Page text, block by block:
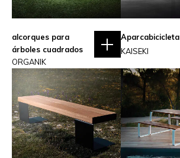
alcorques para
árboles cuadrados
ORGANIK
Aparcabicicleta
KAISEKI